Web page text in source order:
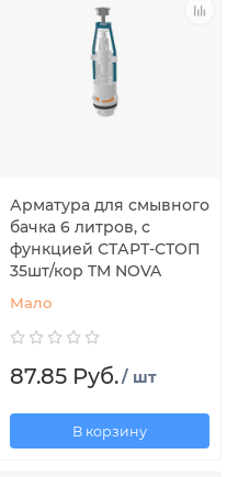
Арматура для смывного
бачка 6 литров, с
функцией СТАРТ-СТОП
35шт/кор TM NOVA
Мало
87.85 Руб./ шт
В корзину